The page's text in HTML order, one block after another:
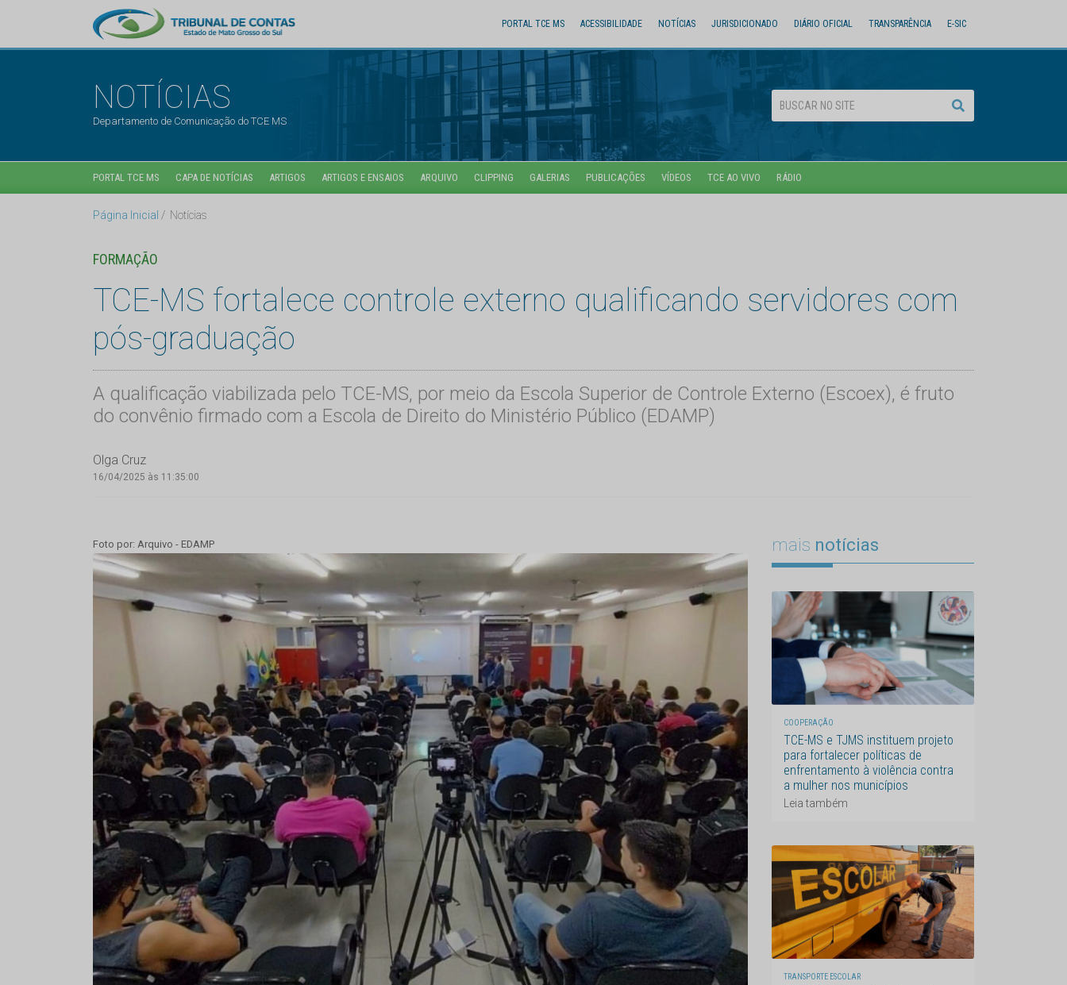
PORTAL TCE MS ACESSIBILIDADE NOTÍCIAS JURISDICIONADO DIÁRIO OFICIAL TRANSPARÊNCIA E-SIC
NOTÍCIAS
Departamento de Comunicação do TCE MS
PORTAL TCE MS CAPA DE NOTÍCIAS ARTIGOS ARTIGOS E ENSAIOS ARQUIVO CLIPPING GALERIAS PUBLICAÇÕES VÍDEOS TCE AO VIVO RÁDIO
Página Inicial Notícias
FORMAÇÃO
TCE-MS fortalece controle externo qualificando servidores com
pós-graduação
A qualificação viabilizada pelo TCE-MS, por meio da Escola Superior de Controle Externo (Escoex), é fruto
do convênio firmado com a Escola de Direito do Ministério Público (EDAMP)
Olga Cruz
16/04/2025 às 11:35:00
Foto por: Arquivo - EDAMP mais notícias
COOPERAÇÃO
TCE-MS e TJMS instituem projeto
para fortalecer políticas de
enfrentamento à violência contra
a mulher nos municípios
Leia também
TRANSPORTE ESCOLAR